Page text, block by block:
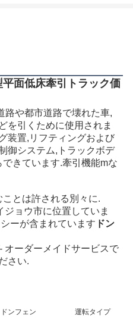
平面低床牽引トラック価
路や都市道路で壊れた車,
を引くために使用されま
装置,リフティングおよび
御システム,トラックボデ
きています.牽引機能mな
ことは許される 別々に.
ョウ市に位置していま
ーが含まれています ドン
- オーダーメイドサービスで
さい.
ドンフェン 運転タイプ